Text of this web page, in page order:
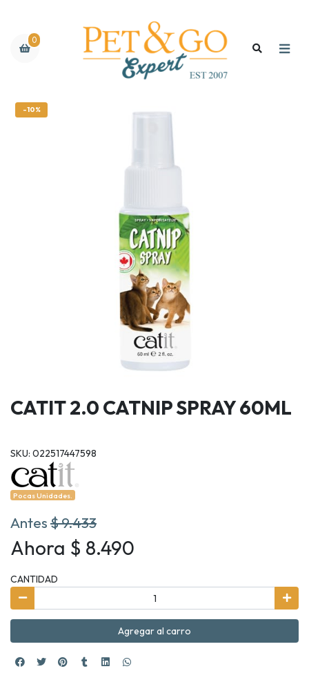
0
-10%
CATIT 2.0 CATNIP SPRAY 60ML
SKU: 022517447598
Pocas Unidades.
Antes$ 9.433
Ahora $ 8.490
CANTIDAD
Agregar al carro